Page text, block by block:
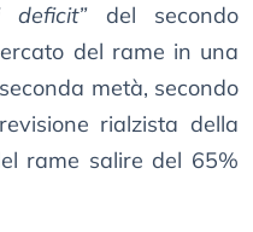
deficit”del secondo
del rame in una
metà, secondo
rialzista della
rame salire del 65%